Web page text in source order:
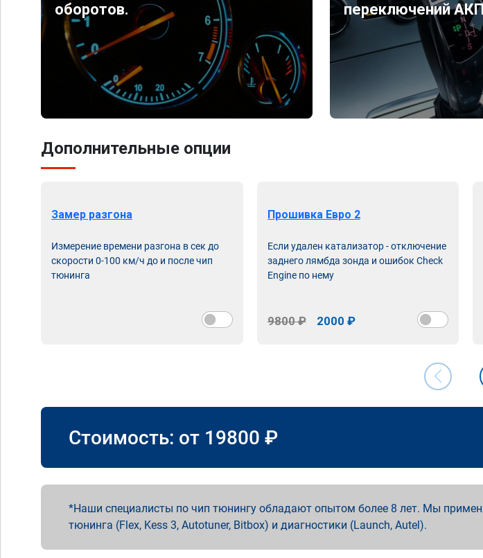
оборотов.
переключений
Дополнительные опции
Замер разгона
Измерение времени разгона в сек до
скорости 0-100 км/ч до и после чип
тюнинга
Прошивка Евро 2
Если удален катализатор - отключение
заднего лямбда зонда и ошибок Check
Engine по нему
9800 ₽ 2000 ₽
Стоимость: от 19800 ₽
Наши специалисты по чип тюнингу обладают опытом более 8 лет. Мы
тюнинга (Flex, Kess 3, Autotuner, Bitbox) и диагностики (Launch, Autel).